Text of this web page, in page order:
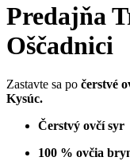
Predajňa
Oščadnici
Zastavte sa po čerstvé
Kysúc.
Čerstvý ovčí syr
100 % ovčia